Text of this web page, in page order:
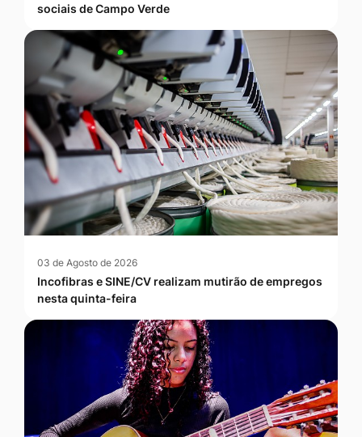
sociais de Campo Verde
03 de Agosto de 2026
Incofibras e SINE/CV realizam mutirão de empregos
nesta quinta-feira